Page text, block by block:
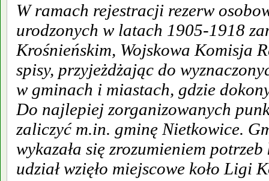
W ramach rejestracji rezerw
urodzonych w latach 1905-1918
Krośnieńskim, Wojskowa Komisja
spisy, przyjeżdżając do
w gminach i miastach, gdzie
Do najlepiej zorganizowanych
zaliczyć m.in. gminę Nietkowice.
wykazała się zrozumieniem
udział wzięło miejscowe koło Ligi